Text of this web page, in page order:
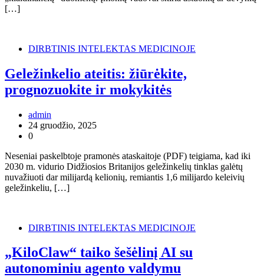
[…]
DIRBTINIS INTELEKTAS MEDICINOJE
Geležinkelio ateitis: žiūrėkite,
prognozuokite ir mokykitės
admin
24 gruodžio, 2025
0
Neseniai paskelbtoje pramonės ataskaitoje (PDF) teigiama, kad iki
2030 m. vidurio Didžiosios Britanijos geležinkelių tinklas galėtų
nuvažiuoti dar milijardą kelionių, remiantis 1,6 milijardo keleivių
geležinkeliu, […]
DIRBTINIS INTELEKTAS MEDICINOJE
„KiloClaw“ taiko šešėlinį AI su
autonominiu agento valdymu